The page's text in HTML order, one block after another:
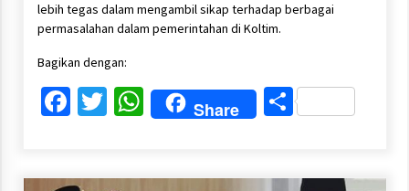
lebih tegas dalam mengambil sikap terhadap berbagai
permasalahan dalam pemerintahan di Koltim.
Bagikan dengan:
Facebook
Twitter
WhatsApp
Share Share